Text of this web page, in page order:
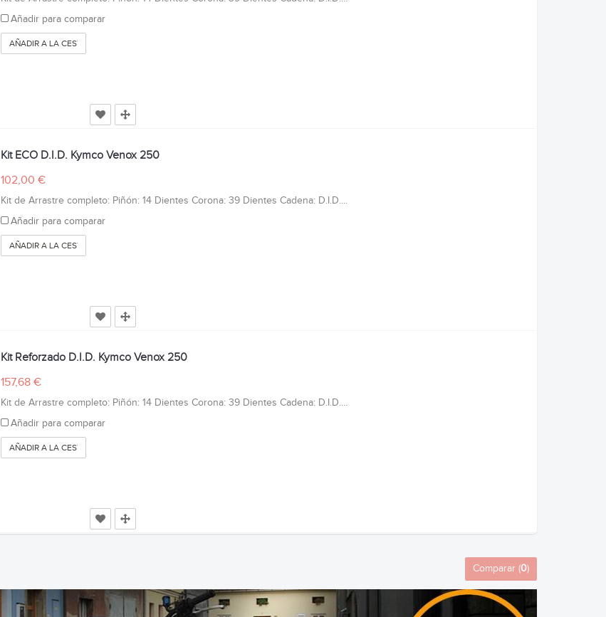
Añadir para comparar
AÑADIR A LA CESTA
Kit ECO D.I.D. Kymco Venox 250
102,00 €
Kit de Arrastre completo: Piñón: 14 Dientes Corona: 39 Dientes Cadena: D.I.D....
Añadir para comparar
AÑADIR A LA CESTA
Kit Reforzado D.I.D. Kymco Venox 250
157,68 €
Kit de Arrastre completo: Piñón: 14 Dientes Corona: 39 Dientes Cadena: D.I.D....
Añadir para comparar
AÑADIR A LA CESTA
Comparar (0)